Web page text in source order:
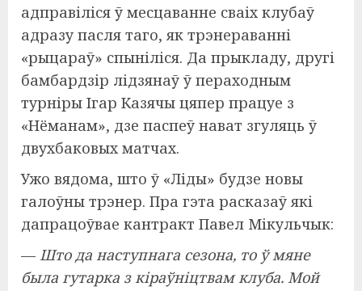
адправіліся ў месцаванне сваіх клубаў
адразу пасля таго, як трэнераванні
«рыцараў» спыніліся. Да прыкладу, другі
бамбардзір лідзянаў ў пераходным
турніры Ігар Казячы цяпер працуе з
«Нёманам», дзе паспеў нават згуляць ў
двухбаковых матчах.
Ужо вядома, што ў «Ліды» будзе новы
галоўны трэнер. Пра гэта расказаў які
дапрацоўвае кантракт Павел Мікульчык:
— Што да наступнага сезона, то ў мяне
была гутарка з кіраўніцтвам клуба. Мой